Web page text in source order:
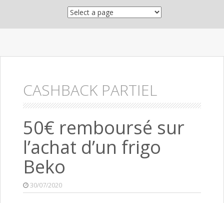
CASHBACK PARTIEL
50€ remboursé sur
l’achat d’un frigo
Beko
30/07/2020